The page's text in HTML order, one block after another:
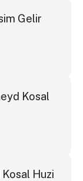
Gelir
Kosal
Kosal Huzi